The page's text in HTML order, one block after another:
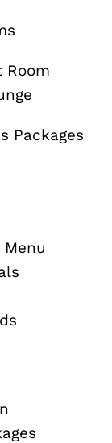
Room
Packages